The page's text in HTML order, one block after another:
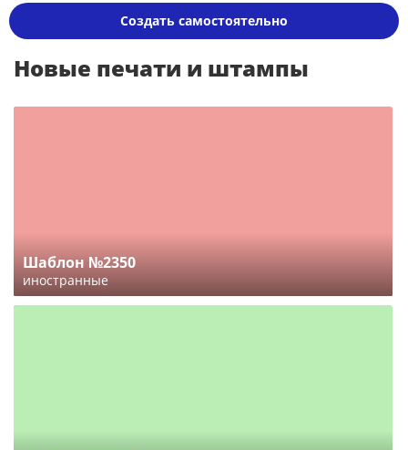
Создать самостоятельно
Новые печати и штампы
Шаблон №2350
иностранные